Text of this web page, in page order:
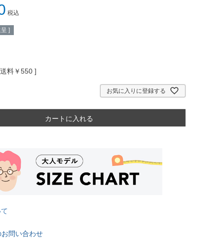
税込
]
送料￥550
お気に入りに登録する
カートに入れる
問い合わせ